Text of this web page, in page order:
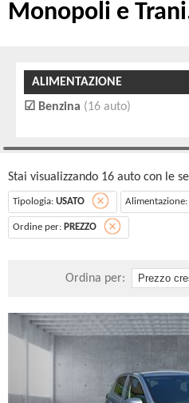
Monopoli e
ALIMENTAZIONE
Benzina (16 auto)
Stai visualizzando 16 auto con le
Tipologia: USATO Alimentazione:
Ordine per: PREZZO
Ordina per: